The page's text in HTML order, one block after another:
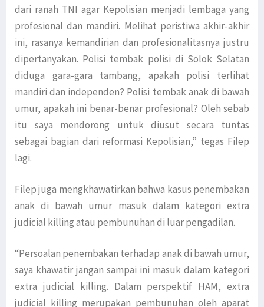
dari ranah TNI agar Kepolisian menjadi lembaga yang
profesional dan mandiri. Melihat peristiwa akhir-akhir
ini, rasanya kemandirian dan profesionalitasnya justru
dipertanyakan. Polisi tembak polisi di Solok Selatan
diduga gara-gara tambang, apakah polisi terlihat
mandiri dan independen? Polisi tembak anak di bawah
umur, apakah ini benar-benar profesional? Oleh sebab
itu saya mendorong untuk diusut secara tuntas
sebagai bagian dari reformasi Kepolisian,” tegas Filep
lagi.
Filep juga mengkhawatirkan bahwa kasus penembakan
anak di bawah umur masuk dalam kategori extra
judicial killing atau pembunuhan di luar pengadilan.
“Persoalan penembakan terhadap anak di bawah umur,
saya khawatir jangan sampai ini masuk dalam kategori
extra judicial killing. Dalam perspektif HAM, extra
judicial killing merupakan pembunuhan oleh aparat